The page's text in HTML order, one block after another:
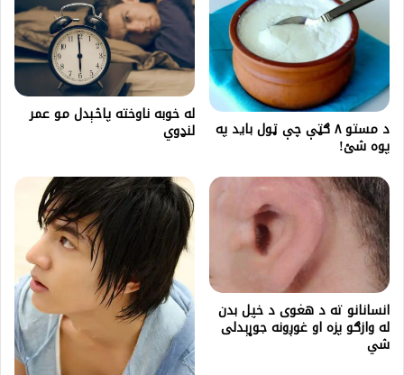
د مستو ۸ ګټې چې ټول باید په
پوه شئ!
له خوبه ناوخته پاڅېدل مو عمر
لنډوي
انسانانو ته د هغوی د خپل بدن
له وازګو پزه او غوږونه جوړېدلی
شي